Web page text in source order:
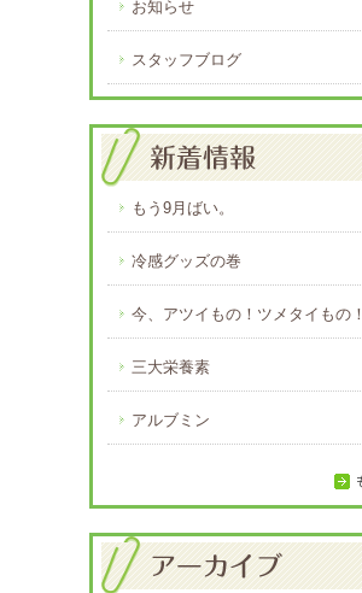
お知らせ
スタッフブログ
もう9月ばい。
冷感グッズの巻
今、アツイもの！ツメタイもの！
三大栄養素
アルブミン